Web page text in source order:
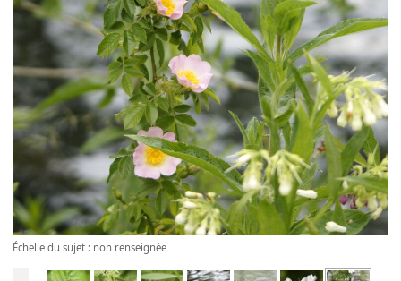
Échelle du sujet : non renseignée